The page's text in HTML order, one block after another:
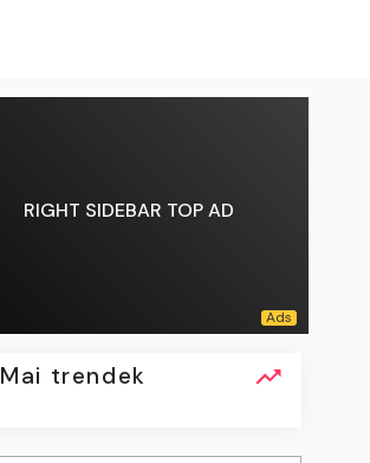
RIGHT SIDEBAR TOP AD
Mai trendek